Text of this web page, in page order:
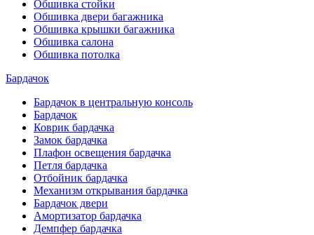
Обшивка стойки
Обшивка двери багажника
Обшивка крышки багажника
Обшивка салона
Обшивка потолка
Бардачок
Бардачок в центральную консоль
Бардачок
Коврик бардачка
Замок бардачка
Плафон освещения бардачка
Петля бардачка
Отбойник бардачка
Механизм открывания бардачка
Бардачок двери
Амортизатор бардачка
Демпфер бардачка